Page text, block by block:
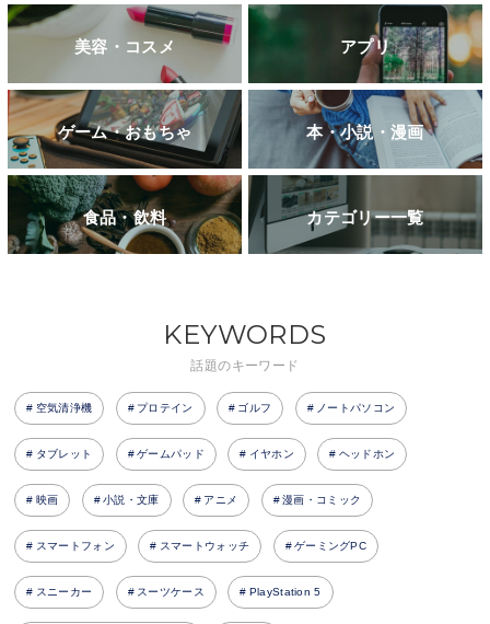
美容・コスメ アプリ
ゲーム・おもちゃ 本・小説・漫画
食品・飲料 カテゴリー一覧
KEYWORDS
話題のキーワード
空気清浄機 プロテイン ゴルフ ノートパソコン
タブレット ゲームパッド イヤホン ヘッドホン
映画 小説・文庫 アニメ 漫画・コミック
スマートフォン スマートウォッチ ゲーミングPC
スニーカー スーツケース PlayStation 5